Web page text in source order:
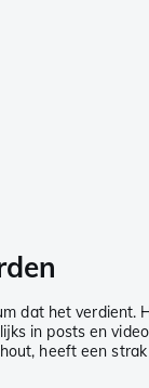
dat het
in posts en
heeft een